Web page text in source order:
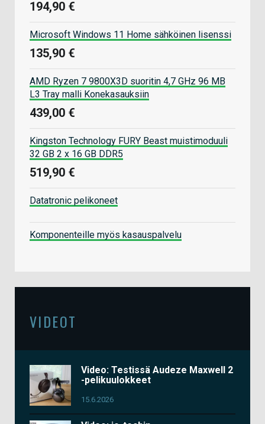
194,90 €
Microsoft Windows 11 Home sähköinen lisenssi
135,90 €
AMD Ryzen 7 9800X3D suoritin 4,7 GHz 96 MB
L3 Tray malli Konekasauksiin
439,00 €
Kingston Technology FURY Beast muistimoduuli
32 GB 2 x 16 GB DDR5
519,90 €
Datatronic pelikoneet
Komponenteille myös kasauspalvelu
VIDEOT
Video: Testissä Audeze Maxwell 2
-pelikuulokkeet
15.6.2026